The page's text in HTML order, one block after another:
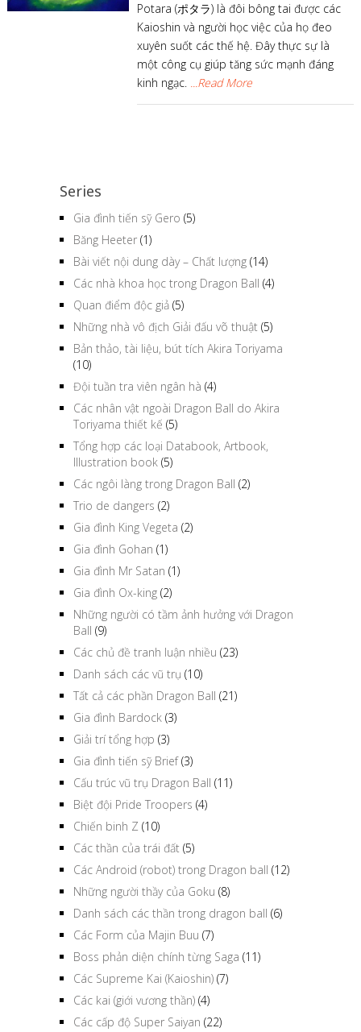
Potara (ポタラ) là đôi bông tai được các
Kaioshin và người học việc của họ đeo
xuyên suốt các thế hệ. Đây thực sự là
một công cụ giúp tăng sức mạnh đáng
kinh ngạc. ...Read More
Series
Gia đình tiến sỹ Gero (5)
Băng Heeter (1)
Bài viết nội dung dày – Chất lượng (14)
Các nhà khoa học trong Dragon Ball (4)
Quan điểm độc giả (5)
Những nhà vô địch Giải đấu võ thuật (5)
Bản thảo, tài liệu, bút tích Akira Toriyama
(10)
Đội tuần tra viên ngân hà (4)
Các nhân vật ngoài Dragon Ball do Akira
Toriyama thiết kế (5)
Tổng hợp các loại Databook, Artbook,
Illustration book (5)
Các ngôi làng trong Dragon Ball (2)
Trio de dangers (2)
Gia đình King Vegeta (2)
Gia đình Gohan (1)
Gia đình Mr Satan (1)
Gia đình Ox-king (2)
Những người có tầm ảnh hưởng với Dragon
Ball (9)
Các chủ đề tranh luận nhiều (23)
Danh sách các vũ trụ (10)
Tất cả các phần Dragon Ball (21)
Gia đình Bardock (3)
Giải trí tổng hợp (3)
Gia đình tiến sỹ Brief(3)
Cấu trúc vũ trụ Dragon Ball (11)
Biệt đội Pride Troopers (4)
Chiến binh Z (10)
Các thần của trái đất (5)
Các Android (robot) trong Dragon ball (12)
Những người thầy của Goku (8)
Danh sách các thần trong dragon ball (6)
Các Form của Majin Buu (7)
Boss phản diện chính từng Saga (11)
Các Supreme Kai (Kaioshin) (7)
Các kai (giới vương thần) (4)
Các cấp độ Super Saiyan (22)